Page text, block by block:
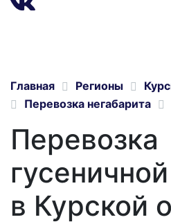
Главная Регионы
Перевозка негабарита
Перевозка
в Курской